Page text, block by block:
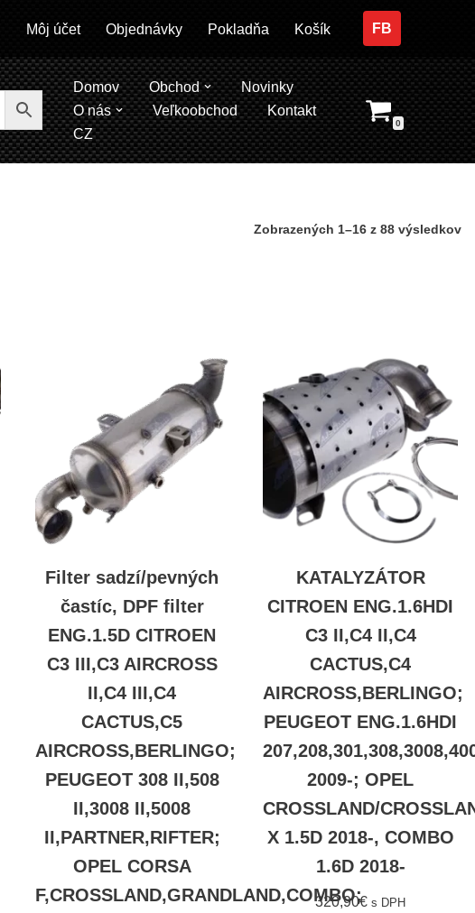
Môj účet Objednávky Pokladňa Košík FB
Domov Obchod
Novinky
O nás
Veľkoobchod
Kontakt
CZ
0
Zobrazených 1–16 z 88 výsledkov
Filter sadzí/pevných
častíc, DPF filter
ENG.1.5D CITROEN
C3 III,C3 AIRCROSS
II,C4 III,C4
CACTUS,C5
AIRCROSS,BERLINGO;
PEUGEOT 308 II,508
II,3008 II,5008
II,PARTNER,RIFTER;
OPEL CORSA
F,CROSSLAND,GRANDLAND,COMBO;
KATALYZÁTOR
CITROEN ENG.1.6HDI
C3 II,C4 II,C4
CACTUS,C4
AIRCROSS,BERLINGO;
PEUGEOT ENG.1.6HDI
2009-; OPEL
CROSSLAND/
X 1.5D 2018-, COMBO
1.6D 2018-
320,90€ s DPH